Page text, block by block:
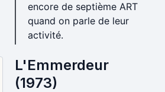
encore de septième ART
quand on parle de leur
activité.
L'Emmerdeur
(1973)